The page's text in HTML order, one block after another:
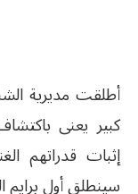
أطلقت مديرية
كبير يعنى
إثبات قدراتهم
سينطلق أول